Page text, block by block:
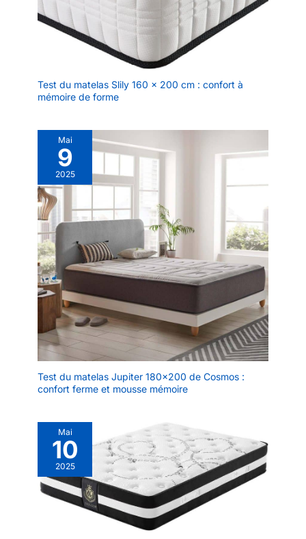
Test du matelas Slily 160 x 200 cm : confort à
mémoire de forme
Mai
9
2025
Test du matelas Jupiter 180×200 de Cosmos :
confort ferme et mousse mémoire
Mai
10
2025